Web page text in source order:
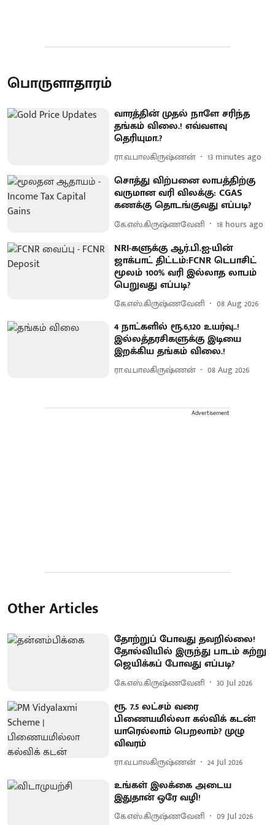
பொருளாதாரம்
வாரத்தின் முதல் நாளே சரிந்த
தங்கம் விலை.! எவ்வளவு
தெரியுமா.?
ரா.வ.பாலகிருஷ்ணன் 13 minutes ago
சொத்து விற்பனை லாபத்திற்கு
வருமான வரி விலக்கு: CGAS
கணக்கு தொடங்குவது எப்படி?
கே.எஸ்.கிருஷ்ணவேனி 18 hours ago
NRI-களுக்கு ஆர்.பி.ஐ-யின்
ஜாக்பாட் திட்டம்:FCNR டெபாசிட்
மூலம் 100% வரி இல்லாத லாபம்
பெறுவது எப்படி?
கே.எஸ்.கிருஷ்ணவேனி 08 Aug 2026
4 நாட்களில் ரூ.6,120 உயர்வு..!
இல்லத்தரசிகளுக்கு இடியை
இறக்கிய தங்கம் விலை.!
ரா.வ.பாலகிருஷ்ணன் 08 Aug 2026
Advertisement
Other Articles
தோற்றுப் போவது தவறில்லை!
தோல்வியில் இருந்து பாடம் கற்று
ஜெயிக்கப் போவது எப்படி?
கே.எஸ்.கிருஷ்ணவேனி 30 Jul 2026
ரூ. 7.5 லட்சம் வரை
பிணையமில்லா கல்விக் கடன்!
யாரெல்லாம் பெறலாம்? முழு
விவரம்
ரா.வ.பாலகிருஷ்ணன் 24 Jul 2026
உங்கள் இலக்கை அடைய
இதுதான் ஒரே வழி!
கே.எஸ்.கிருஷ்ணவேனி 09 Jul 2026